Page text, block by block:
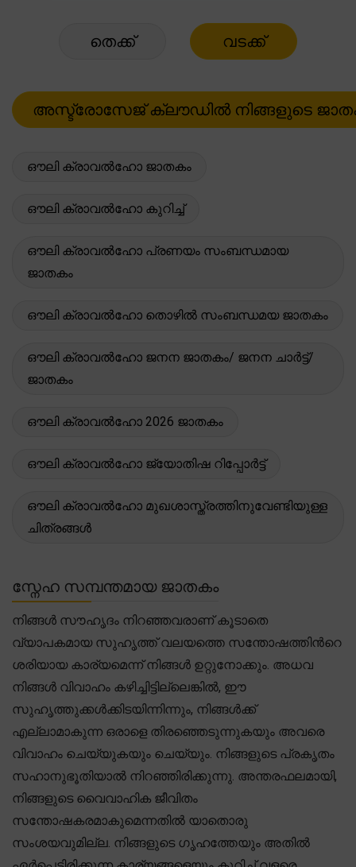
തെക്ക് വടക്ക്
ഔലി ക്രാവൽഹോ ജാതകം
ഔലി ക്രാവൽഹോ കുറിച്ച്
ഔലി ക്രാവൽഹോ പ്രണയം സംബന്ധമായ
ജാതകം
ഔലി ക്രാവൽഹോ തൊഴിൽ സംബന്ധമയ ജാതകം
ഔലി ക്രാവൽഹോ ജനന ജാതകം/ ജനന ചാർട്ട്/
ജാതകം
ഔലി ക്രാവൽഹോ 2026 ജാതകം
ഔലി ക്രാവൽഹോ ജ്യോതിഷ റിപ്പോർട്ട്
ഔലി ക്രാവൽഹോ മുഖശാസ്ത്രത്തിനുവേണ്ടിയുള്ള
ചിത്രങ്ങൾ
സ്നേഹ സമ്പന്തമായ ജാതകം
നിങ്ങൾ സൗഹൃദം നിറഞ്ഞവരാണ് കൂടാതെ
വ്യാപകമായ സുഹൃത്ത് വലയത്തെ സന്തോഷത്തിന്‍റെ
ശരിയായ കാര്യമെന്ന് നിങ്ങൾ ഉറ്റുനോക്കും. അധവ
നിങ്ങൾ വിവാഹം കഴിച്ചിട്ടില്ലെങ്കിൽ, ഈ
സുഹൃത്തുക്കൾക്കിടയിന്നിന്നും, നിങ്ങൾക്ക്
എല്ലാമാകുന്ന ഒരാളെ തിരഞ്ഞെടുന്നുകയും അവരെ
വിവാഹം ചെയ്യുകയും ചെയ്യും. നിങ്ങളുടെ പ്രകൃതം
സഹാനുഭൂതിയാൽ നിറഞ്ഞിരിക്കുന്നു. അന്തരഫലമായി,
നിങ്ങളുടെ വൈവാഹിക ജീവിതം
സന്തോഷകരമാകുമെന്നതിൽ യാതൊരു
സംശയവുമില്ല. നിങ്ങളുടെ ഗൃഹത്തേയും അതിൽ